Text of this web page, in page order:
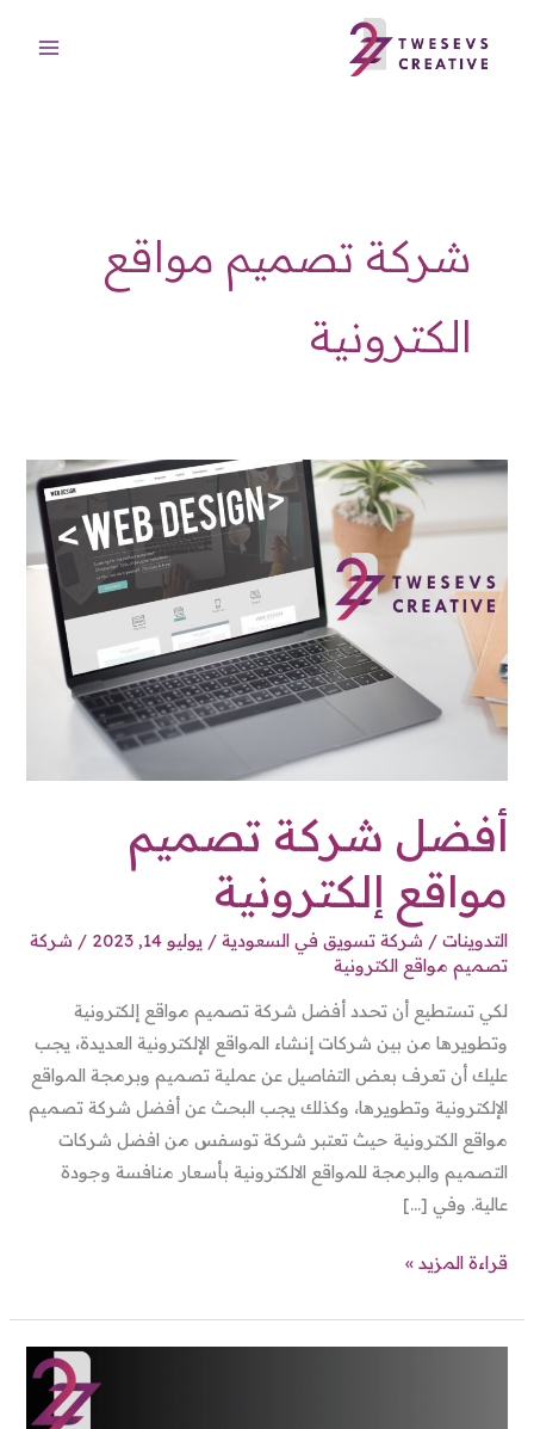
شركة تصميم مواقع
الكترونية
أفضل شركة تصميم
مواقع إلكترونية
التدوينات / شركة تسويق في السعودية/يوليو 14, 2023 / شركة
تصميم مواقع الكترونية
لكي تستطيع أن تحدد أفضل شركة تصميم مواقع إلكترونية
وتطويرها من بين شركات إنشاء المواقع الإلكترونية العديدة، يجب
عليك أن تعرف بعض التفاصيل عن عملية تصميم وبرمجة المواقع
الإلكترونية وتطويرها، وكذلك يجب البحث عن أفضل شركة تصميم
مواقع الكترونية حيث تعتبر شركة توسفس من افضل شركات
التصميم والبرمجة للمواقع الالكترونية بأسعار منافسة وجودة
عالية. وفي […]
أفضل
تصميم
مواقع
إلكترونية
قراءة المزيد »